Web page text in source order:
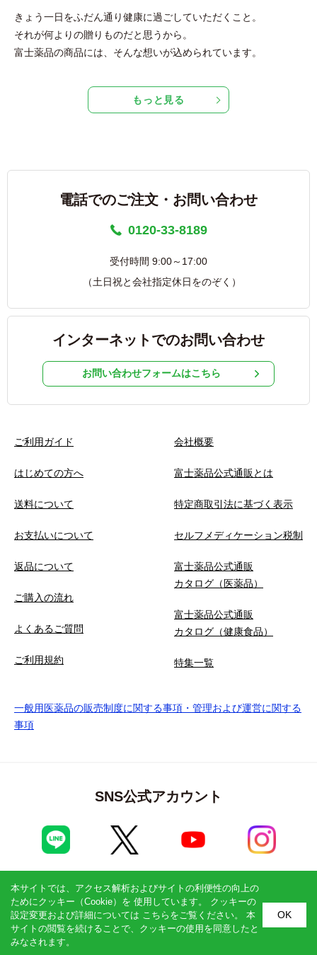
フジタイム黒酢 1800ml
1個(1800ml)
3,780 購入商品を選ぶ
きょう一日をふだん通り健康に過ごしていただくこと。
それが何よりの贈りものだと思うから。
富士薬品の商品には、そんな想いが込められています。
もっと見る
電話でのご注文・お問い合わせ
0120-33-8189
受付時間 9:00～17:00
（土日祝と会社指定休日をのぞく）
インターネットでのお問い合わせ
お問い合わせフォームはこちら
ご利用ガイド
はじめての方へ
送料について
お支払いについて
返品について
ご購入の流れ
よくあるご質問
ご利用規約
会社概要
富士薬品公式通販とは
特定商取引法に基づく表示
セルフメディケーション税制
富士薬品公式通販
カタログ（医薬品）
富士薬品公式通販
カタログ（健康食品）
特集一覧
一般用医薬品の販売制度に関する事項・管理および運営に関する
事項
SNS公式アカウント
関連サイト
本サイトでは、アクセス解析およびサイトの利便性の向上の
ためにクッキー（Cookie）を 使用しています。 クッキーの
設定変更および詳細については こちら をご覧ください。 本
サイトの閲覧を続けることで、クッキーの使用を同意したと
みなされます。
OK